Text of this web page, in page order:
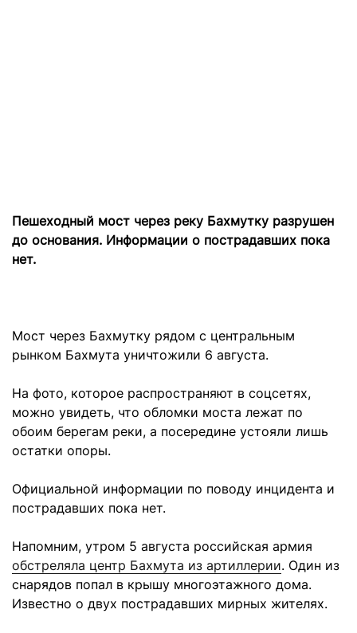
Пешеходный мост через реку Бахмутку разрушен
до основания. Информации о пострадавших пока
нет.
Мост через Бахмутку рядом с центральным
рынком Бахмута уничтожили 6 августа.
На фото, которое распространяют в соцсетях,
можно увидеть, что обломки моста лежат по
обоим берегам реки, а посередине устояли лишь
остатки опоры.
Официальной информации по поводу инцидента и
пострадавших пока нет.
Напомним, утром 5 августа российская армия
обстреляла центр Бахмута из артиллерии. Один из
снарядов попал в крышу многоэтажного дома.
Известно о двух пострадавших мирных жителях.